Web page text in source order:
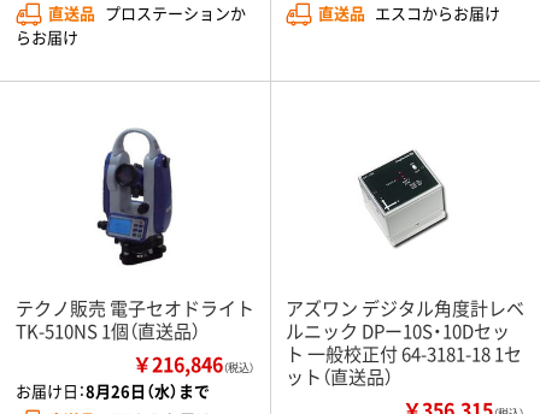
直送品 プロステーションか
らお届け
直送品 エスコからお届け
テクノ販売 電子セオドライト
TK-510NS 1個（直送品）
￥216,846（税込）
お届け日：8月26日（水）まで
アズワン デジタル角度計レベ
ルニック DPー10S・10Dセッ
ト 一般校正付 64-3181-18 1セ
ット（直送品）